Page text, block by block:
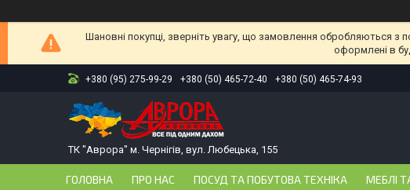
Шановні покупці, зверніть увагу, що замовлення обробляються з
оформлені в
+380 (95) 275-99-29 +380 (50) 465-72-40 +380 (50) 465-74-93
ТК "Аврора" м. Чернігів, вул. Любецька, 155
ГОЛОВНА ПРО НАС ПОСУД ТА ПОБУТОВА ТЕХНІКА МЕБЛІ